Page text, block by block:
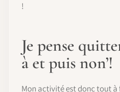
!
Je pense
à et puis non’!
Mon activité est donc tout